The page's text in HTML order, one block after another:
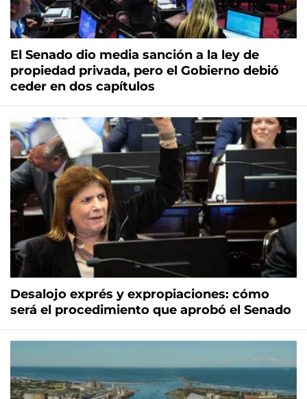
El Senado dio media sanción a la ley de
propiedad privada, pero el Gobierno debió
ceder en dos capítulos
Desalojo exprés y expropiaciones: cómo
será el procedimiento que aprobó el Senado